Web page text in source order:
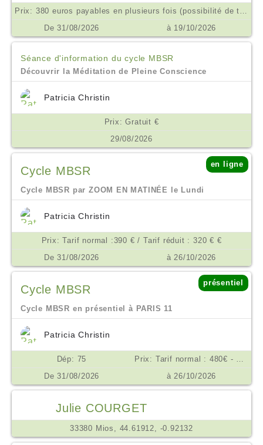
Prix: 380 euros payables en plusieurs fois (possibilité de tarif aménagé ne pas hésiter à m'en parler) €
De 31/08/2026
à 19/10/2026
Séance d'information du cycle MBSR
Découvrir la Méditation de Pleine Conscience
Patricia Christin
Prix: Gratuit €
29/08/2026
Cycle MBSR
en ligne
Cycle MBSR par ZOOM EN MATINÉE le Lundi
Patricia Christin
Prix: Tarif normal :390 € / Tarif réduit : 320 € €
De 31/08/2026
à 26/10/2026
Cycle MBSR
présentiel
Cycle MBSR en présentiel à PARIS 11
Patricia Christin
Dép: 75
Prix: Tarif normal : 480€ - Tarif réduit : 390 € €
De 31/08/2026
à 26/10/2026
Julie COURGET
33380 Mios, 44.61912, -0.92132